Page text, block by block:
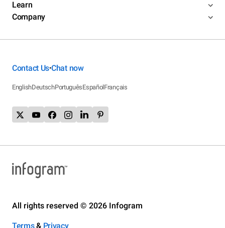
Learn
Company
Contact Us•Chat now
EnglishDeutschPortuguêsEspañolFrançais
All rights reserved © 2026 Infogram
Terms& Privacy